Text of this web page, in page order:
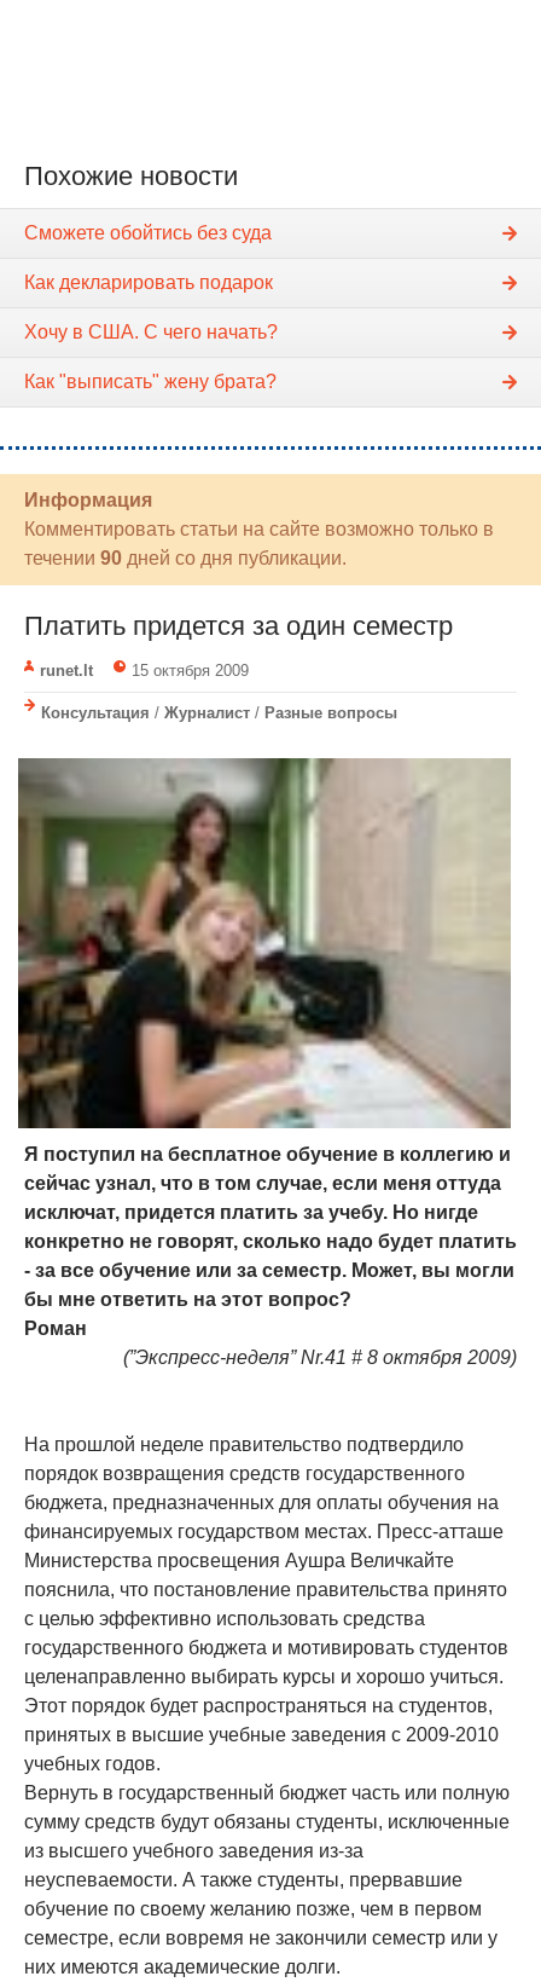
Похожие новости
Сможете обойтись без суда
Как декларировать подарок
Хочу в США. С чего начать?
Как "выписать" жену брата?
Информация
Комментировать статьи на сайте возможно только в
течении 90 дней со дня публикации.
Платить придется за один семестр
runet.lt 15 октября 2009
Консультация / Журналист / Разные вопросы
Я поступил на бесплатное обучение в коллегию и
сейчас узнал, что в том случае, если меня оттуда
исключат, придется платить за учебу. Но нигде
конкретно не говорят, сколько надо будет платить
- за все обучение или за семестр. Может, вы могли
бы мне ответить на этот вопрос?
Роман
(”Экспресс-неделя” Nr.41 # 8 октября 2009)
На прошлой неделе правительство подтвердило
порядок возвращения средств государственного
бюджета, предназначенных для оплаты обучения на
финансируемых государством местах. Пресс-атташе
Министерства просвещения Аушра Величкайте
пояснила, что постановление правительства принято
с целью эффективно использовать средства
государственного бюджета и мотивировать студентов
целенаправленно выбирать курсы и хорошо учиться.
Этот порядок будет распространяться на студентов,
принятых в высшие учебные заведения с 2009-2010
учебных годов.
Вернуть в государственный бюджет часть или полную
сумму средств будут обязаны студенты, исключенные
из высшего учебного заведения из-за
неуспеваемости. А также студенты, прервавшие
обучение по своему желанию позже, чем в первом
семестре, если вовремя не закончили семестр или у
них имеются академические долги.